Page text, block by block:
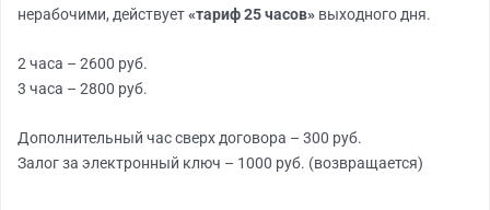
нерабочими, действует«тариф 25 часов» выходного дня.
2 часа – 2600 руб.
3 часа – 2800 руб.
Дополнительный час сверх договора – 300 руб.
Залог за электронный ключ – 1000 руб. (возвращается)